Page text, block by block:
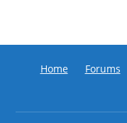
Home Forums